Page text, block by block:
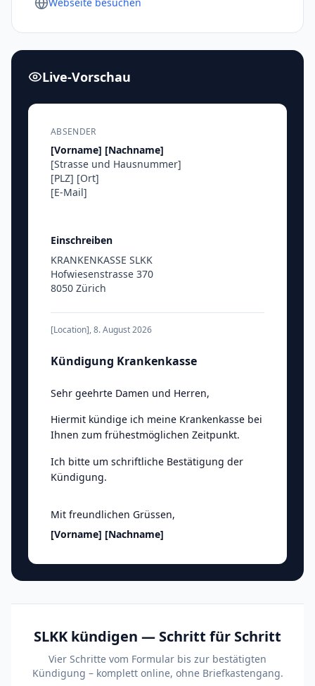
Live-Vorschau
ABSENDER
[Vorname] [Nachname]
[Strasse und Hausnummer]
[PLZ] [Ort]
[E-Mail]
Einschreiben
KRANKENKASSE SLKK
Hofwiesenstrasse 370
8050 Zürich
[Location],8. August 2026
Kündigung Krankenkasse
Sehr geehrte Damen und Herren,
Hiermit kündige ich meine Krankenkasse bei
Ihnen zum frühestmöglichen Zeitpunkt.
Ich bitte um schriftliche Bestätigung der
Kündigung.
Mit freundlichen Grüssen,
[Vorname] [Nachname]
SLKK kündigen — Schritt für Schritt
Vier Schritte vom Formular bis zur bestätigten
Kündigung – komplett online, ohne Briefkastengang.